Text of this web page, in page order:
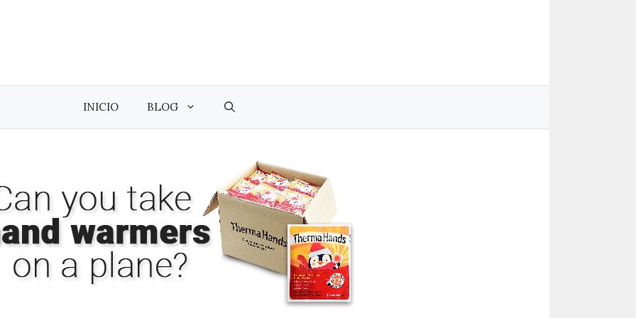
INICIO BLOG